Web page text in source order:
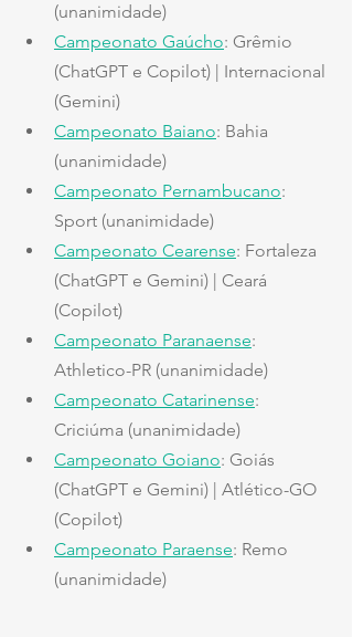
(unanimidade)
Campeonato Gaúcho: Grêmio
(ChatGPT e Copilot) | Internacional
(Gemini)
Campeonato Baiano: Bahia
(unanimidade)
Campeonato Pernambucano:
Sport (unanimidade)
Campeonato Cearense: Fortaleza
(ChatGPT e Gemini) | Ceará
(Copilot)
Campeonato Paranaense:
Athletico-PR (unanimidade)
Campeonato Catarinense:
Criciúma (unanimidade)
Campeonato Goiano: Goiás
(ChatGPT e Gemini) | Atlético-GO
(Copilot)
Campeonato Paraense: Remo
(unanimidade)